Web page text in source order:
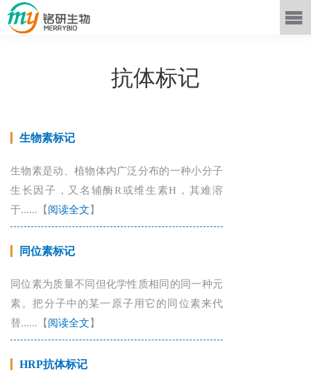
抗体标记
生物素标记
生物素是动、植物体内广泛分布的一种小分子
生长因子，又名辅酶R或维生素H，其难溶
于......【 阅读全文 】
同位素标记
同位素为质量不同但化学性质相同的同一种元
素。把分子中的某一原子用它的同位素来代
替......【 阅读全文 】
HRP抗体标记